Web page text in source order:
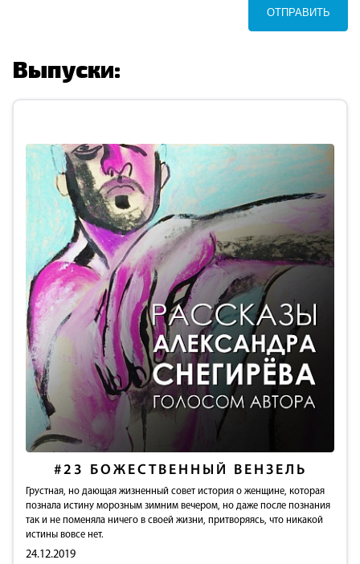
ОТПРАВИТЬ
Выпуски:
#23 БОЖЕСТВЕННЫЙ ВЕНЗЕЛЬ
Грустная, но дающая жизненный совет история о женщине, которая
познала истину морозным зимним вечером, но даже после познания
так и не поменяла ничего в своей жизни, притворяясь, что никакой
истины вовсе нет.
24.12.2019